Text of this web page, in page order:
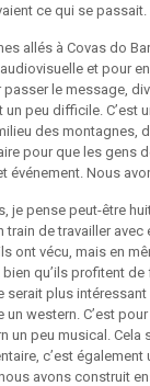
ce qui se passait.
allés à Covas do
et pour
le message,
un peu difficile. C’est
des montagnes,
pour que les gens
événement. Nous
je pense peut-être
train de travailler avec
ont vécu, mais en
qu’ils profitent de
serait plus intéressant
western. C’est
un peu musical. Cela
c’est également
avons construit